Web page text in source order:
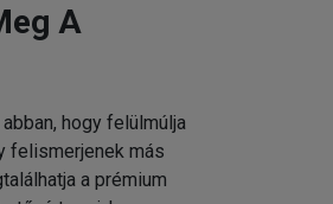
A
hogy felülmúlja
felismerjenek más
a prémium